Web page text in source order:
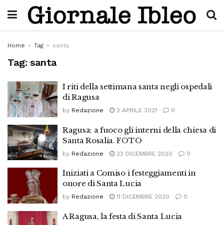
Home Tag santa
Tag: santa
I riti della settimana santa negli ospedali
di Ragusa
by Redazione 2 APRILE 2021 0
Ragusa: a fuoco gli interni della chiesa di
Santa Rosalia. FOTO
by Redazione 22 DICEMBRE 2020 0
Iniziati a Comiso i festeggiamenti in
onore di Santa Lucia
by Redazione 11 DICEMBRE 2020 0
A Ragusa, la festa di Santa Lucia